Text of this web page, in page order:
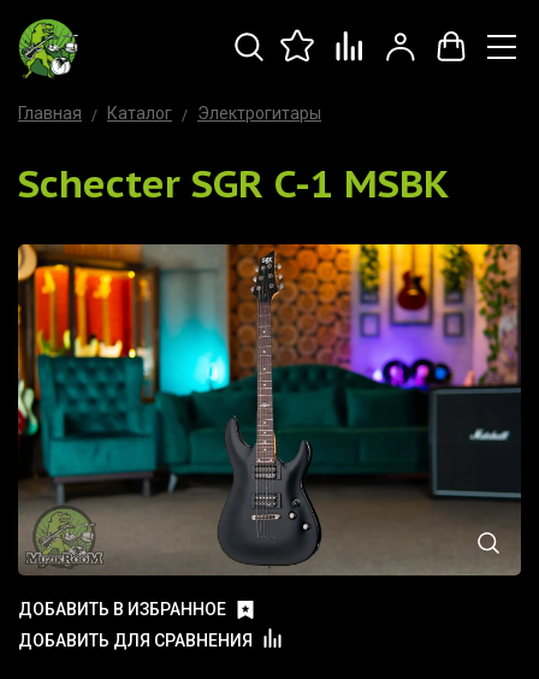
Главная Каталог Электрогитары
Schecter SGR C-1 MSBK
ДОБАВИТЬ В ИЗБРАННОЕ
ДОБАВИТЬ ДЛЯ СРАВНЕНИЯ